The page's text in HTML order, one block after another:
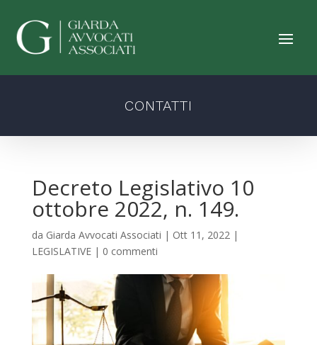
CONTATTI
Decreto Legislativo 10
ottobre 2022, n. 149.
da Giarda Avvocati Associati | Ott 11, 2022 |
LEGISLATIVE| 0 commenti